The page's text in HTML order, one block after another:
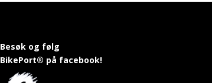
Besøk og følg
BikePort® på facebook!